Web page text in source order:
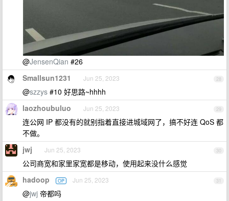
@JensenQian #26
28
Smallsun1231 Jun 25, 2023
@szzys #10 好思路~hhhh
29
laozhoubuluo Jun 25, 2023
连公网 IP 都没有的就别指着直接进城域网了，搞不好连 QoS 都
不做。
30
jwj Jun 25, 2023
公司商宽和家里家宽都是移动，使用起来没什么感觉
31
hadoop OP Jun 25, 2023
@jwj 帝都吗